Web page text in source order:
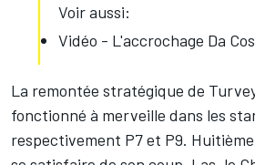
Voir aussi:
Vidéo - L'accrochage Da
La remontée stratégique de
fonctionné à merveille dans les
respectivement P7 et P9.